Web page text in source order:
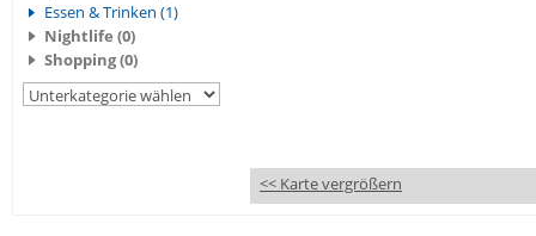
Essen & Trinken (1)
Nightlife (0)
Shopping (0)
<< Karte vergrößern